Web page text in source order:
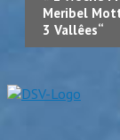
Navigation
Meribel
3 Vallêes“